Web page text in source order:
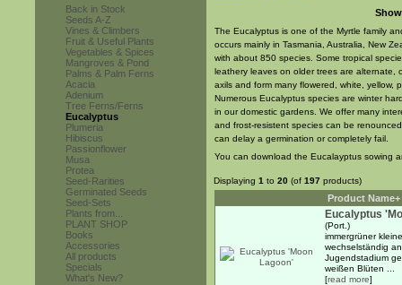
Back in Stock
Seeds A-Z
Vines & Climbers
Fruit & Useful Plants
Vegetables & Spices
Mangroves & Pond
Palms & Palm Ferns
Acacia
Adenium
Tree Ferns/Ferns
Eucalyptus
Plumeria
Hibiscus
Passionflower
Musa
Protea
Seed-Rarities
Germinated Seeds
Seed-Sets
Plants from...
PLANT SHOP
Books
Accessories
All products
Specials
What's New?
The Eucalyptus is one of the Myrtle family
occurs mainly in Tasmania, Australia, New
with about 850 species. Some tropical
leathery leaves on older trees are alternate,
axils and form many flowered, white, yellow,
Numerous Eucalyptus species are winter
in our domestic gardens. We offer many
and frost-resistent species can be
can delay a germination or completely fail.
You can download the Eucalayptus sowing
Displaying 1 to 20 (of 197 products)
Product Name+
Eucalyptus
(Port.)
immergrüner
wechselständig
Jugendstadium
weißen Blüten ...
[read more]